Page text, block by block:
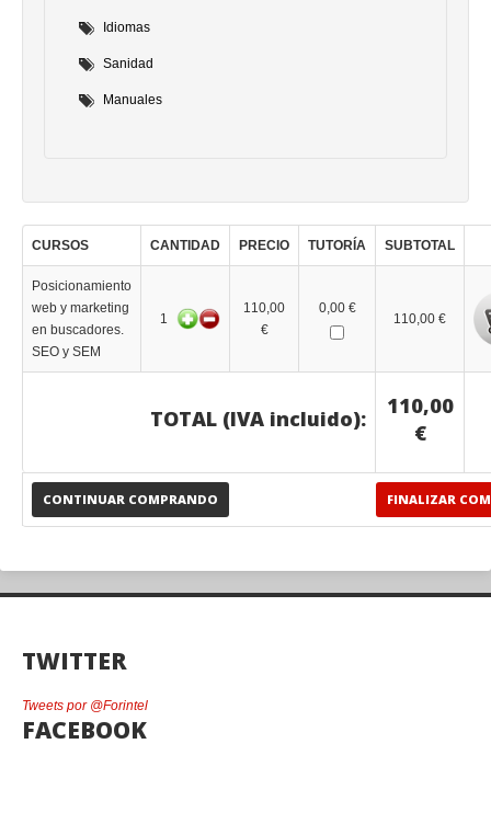
Idiomas
Sanidad
Manuales
CURSOS CANTIDAD PRECIO TUTORÍA SUBTOTAL
CONTINUAR COMPRANDO FINALIZAR
Posicionamiento
web y marketing
en buscadores.
SEO y SEM
1
110,00
€
0,00 €
110,00 €
TOTAL (IVA incluido):
110,00
€
TWITTER
Tweets por @Forintel
FACEBOOK